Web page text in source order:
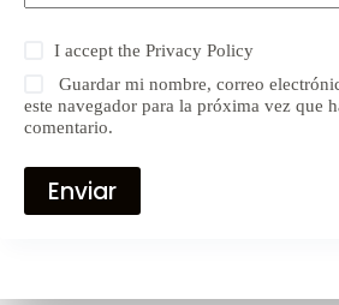
I accept thePrivacy Policy
Guardar mi nombre, correo
este navegador para la próxima vez que
comentario.
Enviar